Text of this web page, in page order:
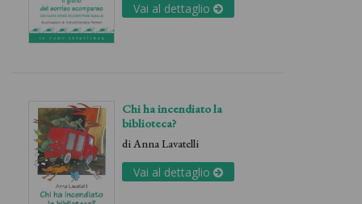
Vai al dettaglio
Chi ha incendiato la
biblioteca?
diAnna Lavatelli
Vai al dettaglio